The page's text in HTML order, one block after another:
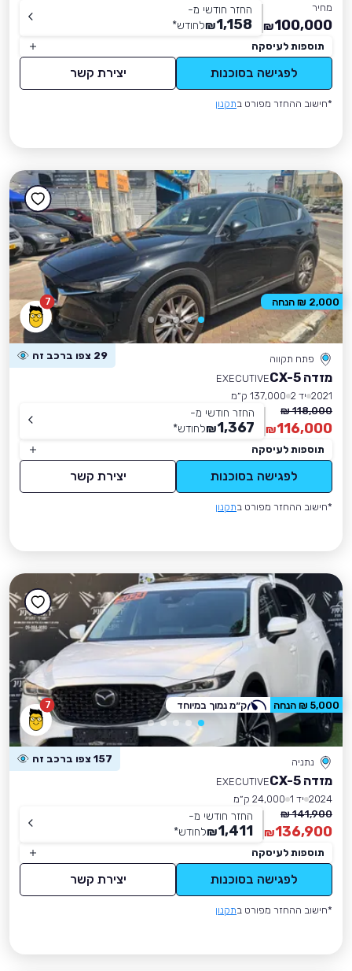
מחיר
100,000
₪
החזר חודשי מ-
1,158
₪לחודש*
תוספות לעיסקה
לפגישה בסוכנות יצירת קשר
*חישוב ההחזר מפורט בתקנון
7
פתח תקווה 29 צפו ברכב זה
מזדה CX-5
EXECUTIVE
2021 יד 2
137,000 ק״מ
118,000 ₪
116,000
₪
החזר חודשי מ-
1,367
₪לחודש*
תוספות לעיסקה
לפגישה בסוכנות יצירת קשר
*חישוב ההחזר מפורט בתקנון
2,000 ₪ הנחה
7
נתניה 157 צפו ברכב זה
מזדה CX-5
EXECUTIVE
2024 יד 1
24,000 ק״מ
141,900 ₪
136,900
₪
החזר חודשי מ-
1,411
₪לחודש*
תוספות לעיסקה
לפגישה בסוכנות יצירת קשר
*חישוב ההחזר מפורט בתקנון
5,000 ₪ הנחה ק״מ נמוך במיוחד